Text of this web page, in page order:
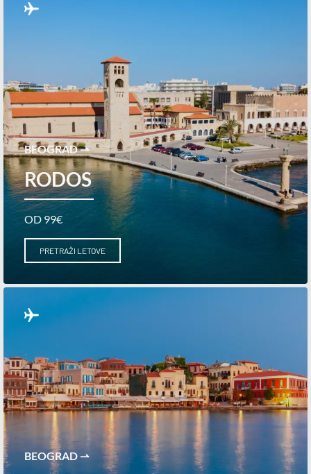
BEOGRAD ⇀
RODOS
OD 99€
PRETRAŽI LETOVE
BEOGRAD ⇀